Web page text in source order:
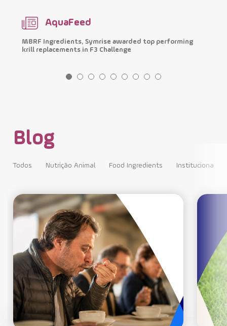
AquaFeed
MBRF Ingredients, Symrise awarded top performing
krill replacements in F3 Challenge
Blog
Todos Nutrição Animal Food Ingredients Institucional